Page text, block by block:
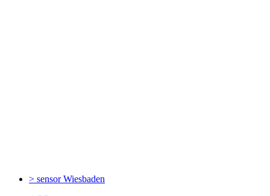
> sensorWiesbaden